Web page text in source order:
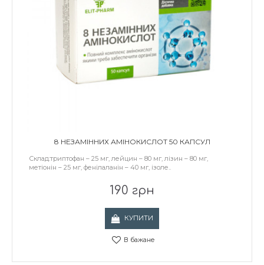
8 НЕЗАМІННИХ АМІНОКИСЛОТ 50 КАПСУЛ
Склад:триптофан – 25 мг, лейцин – 80 мг, лізин – 80 мг,
метіонін – 25 мг, фенілаланін – 40 мг, ізоле..
190 грн
КУПИТИ
В бажане